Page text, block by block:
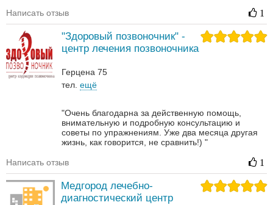
Написать отзыв 1
"Здоровый позвоночник" -
центр лечения позвоночника
Герцена 75
тел.ещё
"Очень благодарна за действенную помощь,
внимательную и подробную консультацию и
советы по упражнениям. Уже два месяца другая
жизнь, как говорится, не сравнить!) "
Написать отзыв 1
Медгород лечебно-
диагностический центр